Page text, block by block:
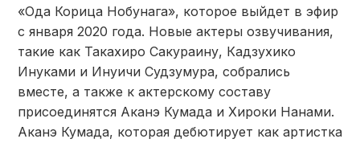
«Ода Корица Нобунага», которое выйдет в эфир
с января 2020 года. Новые актеры озвучивания,
такие как Такахиро Сакураину, Кадзухико
Инуками и Инуичи Судзумура, собрались
вместе, а также к актерскому составу
присоединятся Аканэ Кумада и Хироки Нанами.
Аканэ Кумада, которая дебютирует как артистка